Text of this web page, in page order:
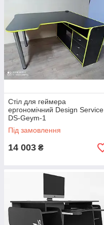
Стіл для геймера
ергономічний Design Service
DS-Geym-1
Під замовлення
14 003 ₴